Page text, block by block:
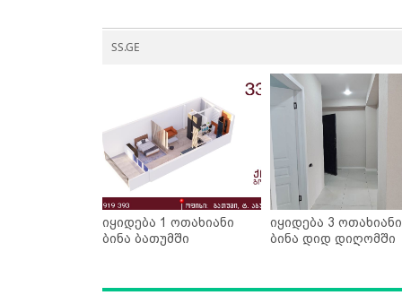
SS.GE
იყიდება 1 ოთახიანი
ბინა ბათუმში
იყიდება 3 ოთახიანი
ბინა დიდ დიღომში